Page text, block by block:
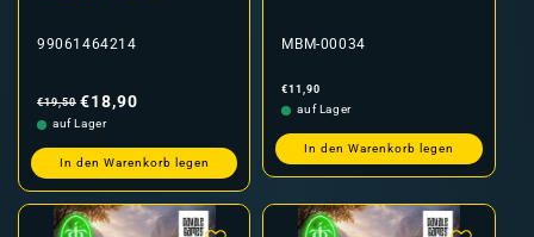
99061464214
Preis
€19,50 €18,90
auf Lager
In den Warenkorb legen
MBM-00034
Normaler
Preis
€11,90
auf Lager
In den Warenkorb legen